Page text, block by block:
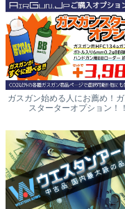
ガスガン始める人にお薦め！
スターターオプション！！